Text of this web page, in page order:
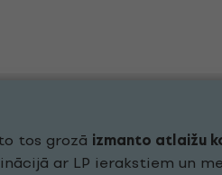
tos grozā izmanto atlaižu
ar LP ierakstiem un